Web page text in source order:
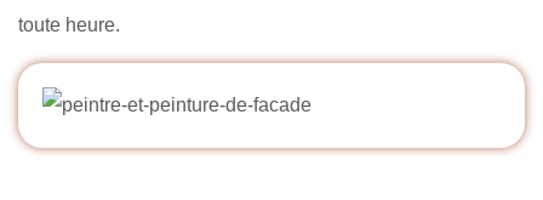
toute heure.